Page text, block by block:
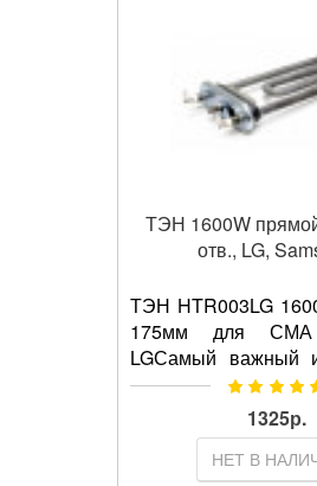
ТЭН 1600W
отв., LG,
ТЭН HTR003LG
175мм для СМА
LGСамый важный
вне зависимости
модели
стиральной
отвечающий за тем..
1325р.
НЕТ В